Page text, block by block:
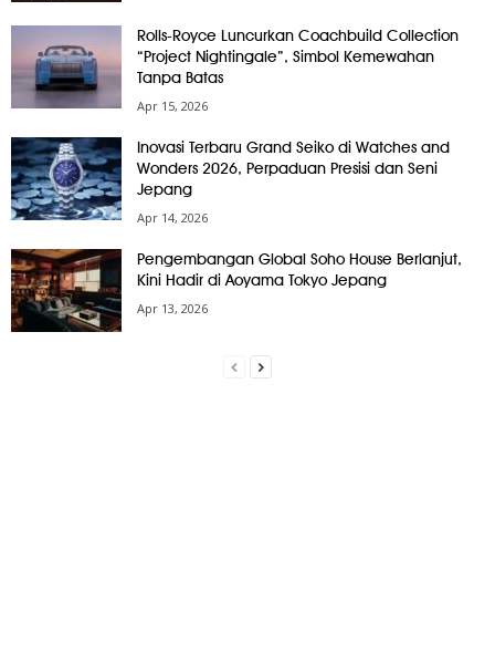
Rolls-Royce Luncurkan Coachbuild Collection
“Project Nightingale”, Simbol Kemewahan
Tanpa Batas
Apr 15, 2026
Inovasi Terbaru Grand Seiko di Watches and
Wonders 2026, Perpaduan Presisi dan Seni
Jepang
Apr 14, 2026
Pengembangan Global Soho House Berlanjut,
Kini Hadir di Aoyama Tokyo Jepang
Apr 13, 2026